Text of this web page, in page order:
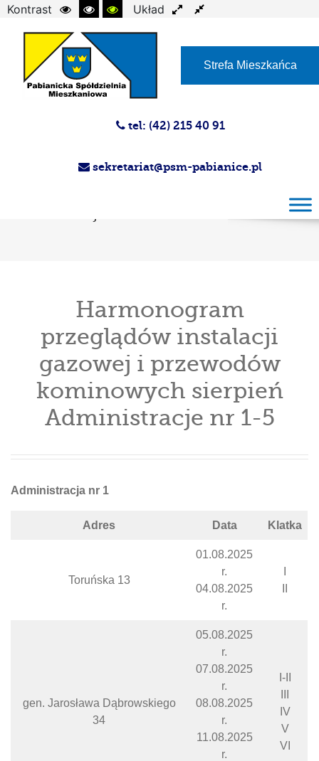
Kontrast
Układ
Strefa Mieszkańca
tel: (42) 215 40 91
sekretariat@psm-pabianice.pl
gazowej i przewodów kominowych sierpień
Harmonogram
przeglądów instalacji
gazowej i przewodów
kominowych sierpień
Administracje nr 1-5
Administracja nr 1
Adres Data Klatka
Toruńska 13
01.08.2025
r.
04.08.2025
r.
gen. Jarosława Dąbrowskiego
34
05.08.2025
r.
07.08.2025
r.
08.08.2025
r.
11.08.2025
r.
I-II
IV
V
VI